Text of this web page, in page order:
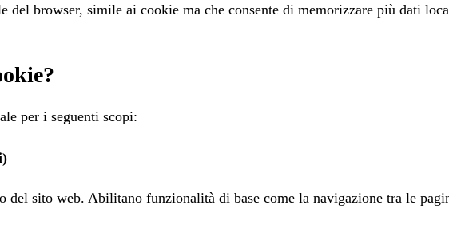
del browser, simile ai cookie ma che consente di memorizzare più dati
per i seguenti scopi:
del sito web. Abilitano funzionalità di base come la navigazione tra le